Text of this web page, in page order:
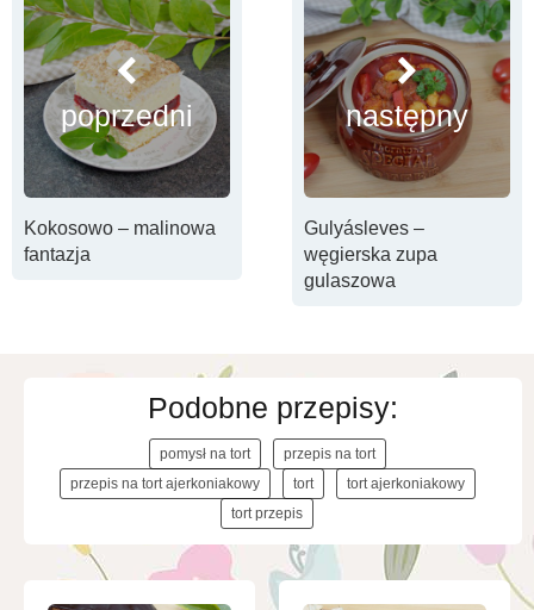
poprzedni
Kokosowo – malinowa
fantazja
następny
Gulyásleves –
węgierska zupa
gulaszowa
Podobne przepisy:
pomysł na tort
przepis na tort
przepis na tort ajerkoniakowy
tort
tort ajerkoniakowy
tort przepis